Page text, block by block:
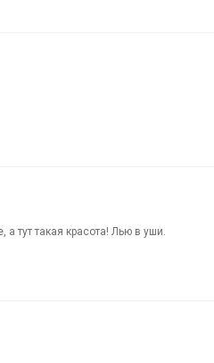
тут такая красота! Лью в уши.